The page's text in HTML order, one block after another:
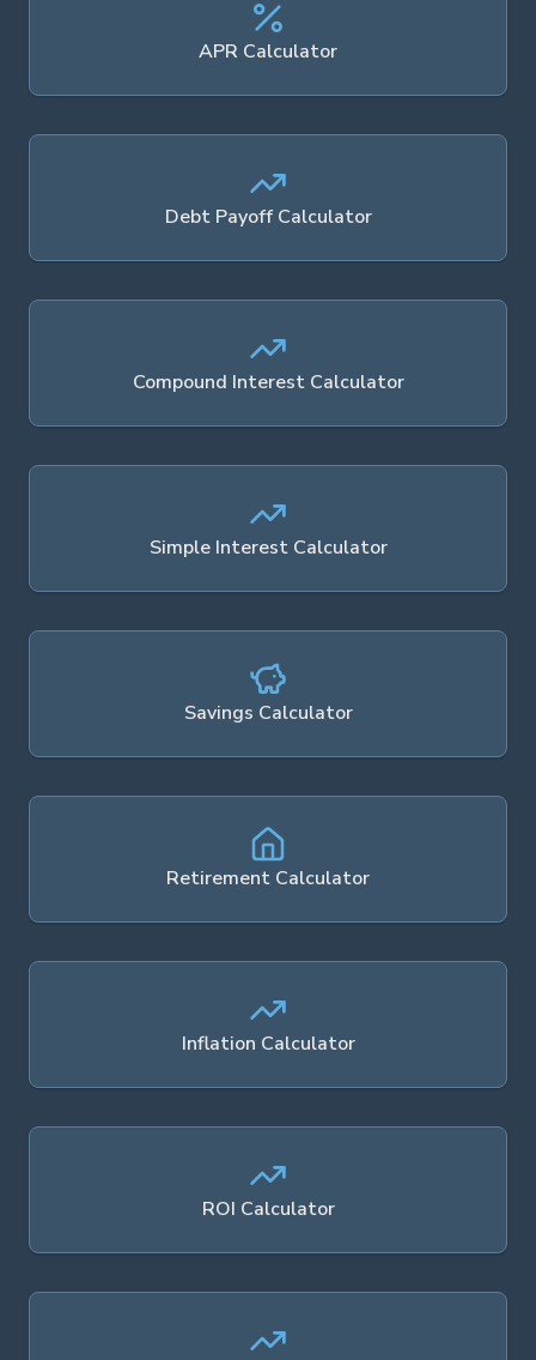
APR Calculator
Debt Payoff Calculator
Compound Interest Calculator
Simple Interest Calculator
Savings Calculator
Retirement Calculator
Inflation Calculator
ROI Calculator